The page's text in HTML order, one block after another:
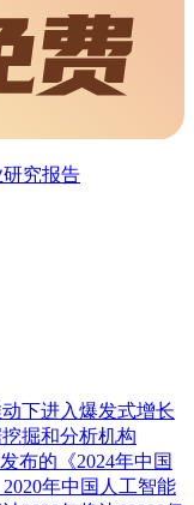
究报告
下进入爆发式增长
掘和分析机构
布的《2024年中国
年中国人工智能